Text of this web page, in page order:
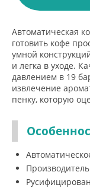
Автоматическая
готовить кофе
умной
и легка в уходе.
давлением в 19
извлечение
пенку, которую